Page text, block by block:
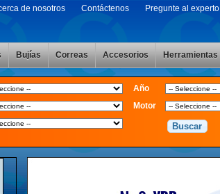
de nosotros Contáctenos Pregunte al experto
Bujías Correas Accesorios Herramientas
Año
Motor